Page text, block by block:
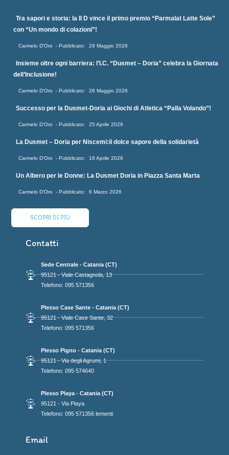
Tra sapori e storia: la II D vince il primo premio “Parmalat Latte Sole”
con “Un mondo di colazioni”!
Carmelo D'Oro 29 Maggio 2026
Insieme oltre ogni barriera: l’I.C. “Dusmet – Doria” celebra la Giornata
dell’Inclusione!
Carmelo D'Oro 26 Maggio 2026
Successo per la Dusmet-Doria ai Giochi di Atletica “Palla Volando”!
Carmelo D'Oro 25 Aprile 2026
La Dusmet – Doria per Niscemi:il dolce sapore della solidarietà
Carmelo D'Oro 16 Aprile 2026
Un Albero per le Donne: La Dusmet Doria in Piazza Santa Marta
Carmelo D'Oro 6 Marzo 2026
SCOPRI DI PIÙ
Contatti
Sede Centrale - Catania (CT)
95121 - Viale Castagnola, 13
Telefono: 095 571356
Plesso Case Sante - Catania (CT)
95121 - Viale Case Sante, 32
Telefono: 095 571356
Plesso Pigno - Catania (CT)
95121 - Via degli Agrumi, 1
Telefono: 095 574640
Plesso Playa - Catania (CT)
95121 - Via Playa
Telefono: 095 571356 lementi
Email